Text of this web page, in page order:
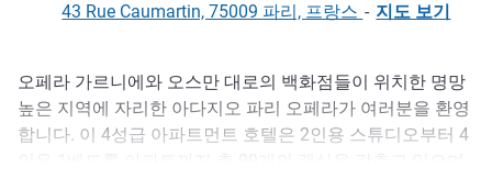
43 Rue Caumartin, 75009 파리, 프랑스 - 지도 보기
호텔설명
오페라 가르니에와 오스만 대로의 백화점들이 위치한 명망
높은 지역에 자리한 아다지오 파리 오페라가 여러분을 환영
합니다. 이 4성급 아파트먼트 호텔은 2인용 스튜디오부터 4